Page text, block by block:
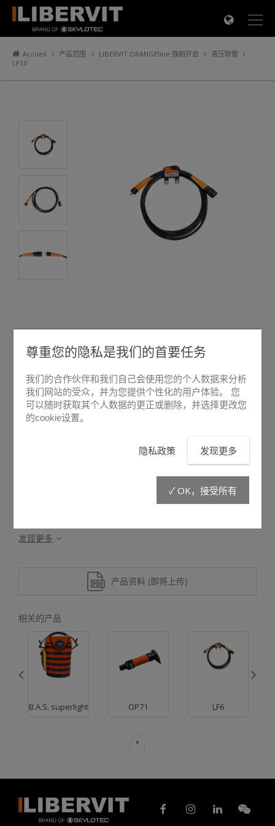
Accueil 产品范围 LIBERVIT ORANGEline 强制开启
液压软管
LF10
悬停放大
LF10
液压软管 LF10适用于所有ORANGEline系列的液压工具。液压
软管获得专利« Hydrolec II »技术，使”液压”和”电能”成为一个
可以将两根软管首尾相连，从而获得更长的长度。 例如：两条
发现更多
产品资料 (即将上传)
相关的产品
B.A.S. superlight OP71 LF6
×
尊重您的隐私是我们的首要任务
我们的合作伙伴和我们自己会使用您的个人数据来分析
我们网站的受众，并为您提供个性化的用户体验。 您
可以随时获取其个人数据的更正或删除，并选择更改您
的cookie设置。
隐私政策 发现更多
✓ OK，接受所有